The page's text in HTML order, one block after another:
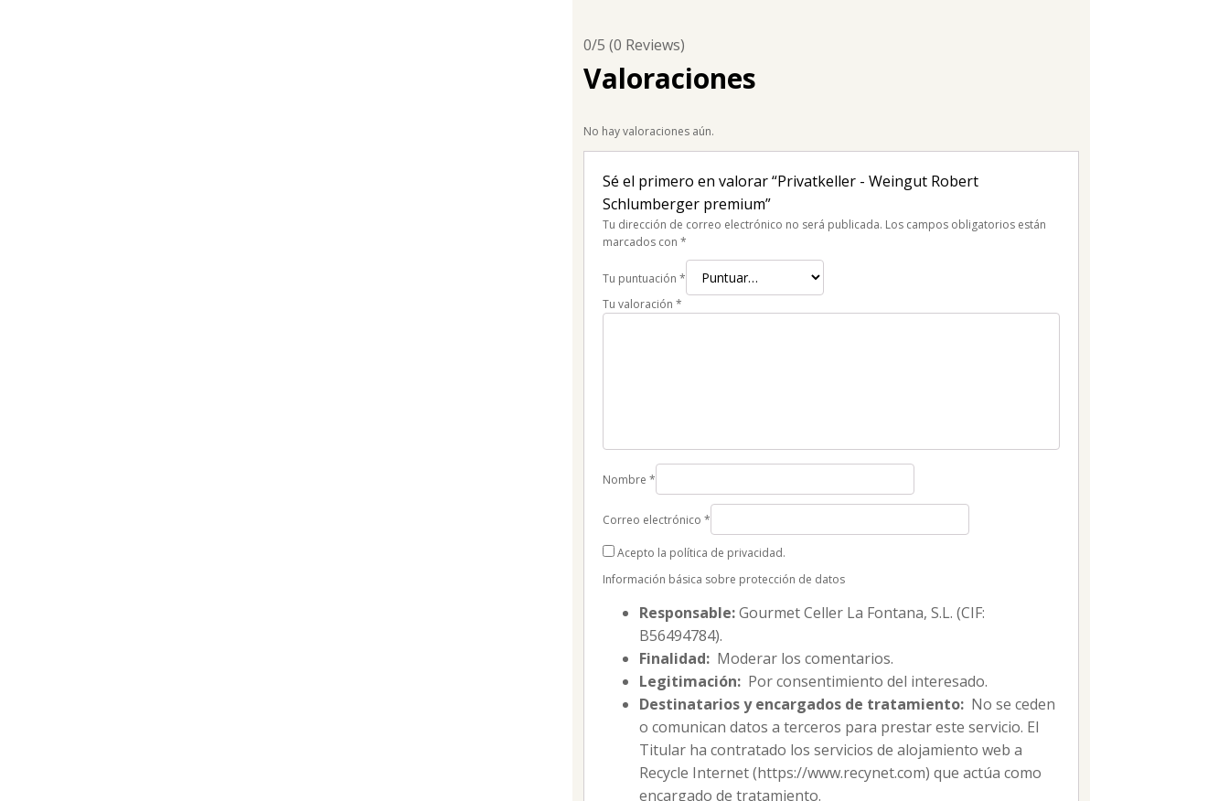
0/5 (0 Reviews)
Valoraciones
No hay valoraciones aún.
Sé el primero en valorar “Privatkeller - Weingut Robert
Schlumberger premium”
Tu dirección de correo electrónico no será publicada. Los campos obligatorios están
marcados con *
Tu puntuación *
Tu valoración *
Nombre *
Correo electrónico *
Acepto la política de privacidad.
Información básica sobre protección de datos
Responsable:Gourmet Celler La Fontana, S.L. (CIF:
B56494784).
Finalidad: Moderar los comentarios.
Legitimación: Por consentimiento del interesado.
Destinatarios y encargados de tratamiento: No se ceden
o comunican datos a terceros para prestar este servicio. El
Titular ha contratado los servicios de alojamiento web a
Recycle Internet (https://www.recynet.com) que actúa como
encargado de tratamiento.